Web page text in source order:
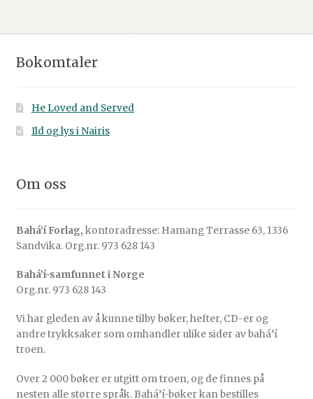
Bokomtaler
He Loved and Served
Ild og lys i Nairis
Om oss
Bahá’í Forlag, kontoradresse: Hamang Terrasse 63, 1336
Sandvika. Org.nr. 973 628 143
Bahá’í-samfunnet i Norge
Org.nr. 973 628 143
Vi har gleden av å kunne tilby bøker, hefter, CD-er og
andre trykksaker som omhandler ulike sider av bahá’í
troen.
Over 2 000 bøker er utgitt om troen, og de finnes på
nesten alle større språk. Bahá’í-bøker kan bestilles